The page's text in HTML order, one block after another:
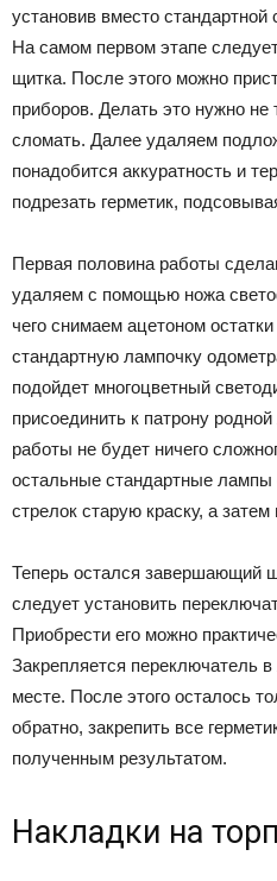
установив вместо
На самом первом этапе
щитка. После этого можно
приборов. Делать это нужно не
сломать. Далее удаляем
понадобится аккуратность и
подрезать герметик,
Первая половина работы
удаляем с помощью ножа
чего снимаем ацетоном
стандартную лампочку
подойдет многоцветный
присоединить к патрону
работы не будет ничего
остальные стандартные
стрелок старую краску, а
Теперь остался завершающий
следует установить
Приобрести его можно
Закрепляется переключатель
месте. После этого осталось
обратно, закрепить все
полученным результатом.
Накладки на